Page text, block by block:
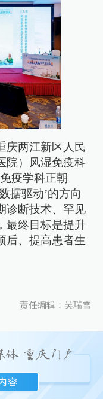
庆两江新区人民
院）风湿免疫科
疫学科正朝
据驱动’的方向
诊断技术、罕见
最终目标是提升
后、提高患者生
责任编辑：吴瑞雪